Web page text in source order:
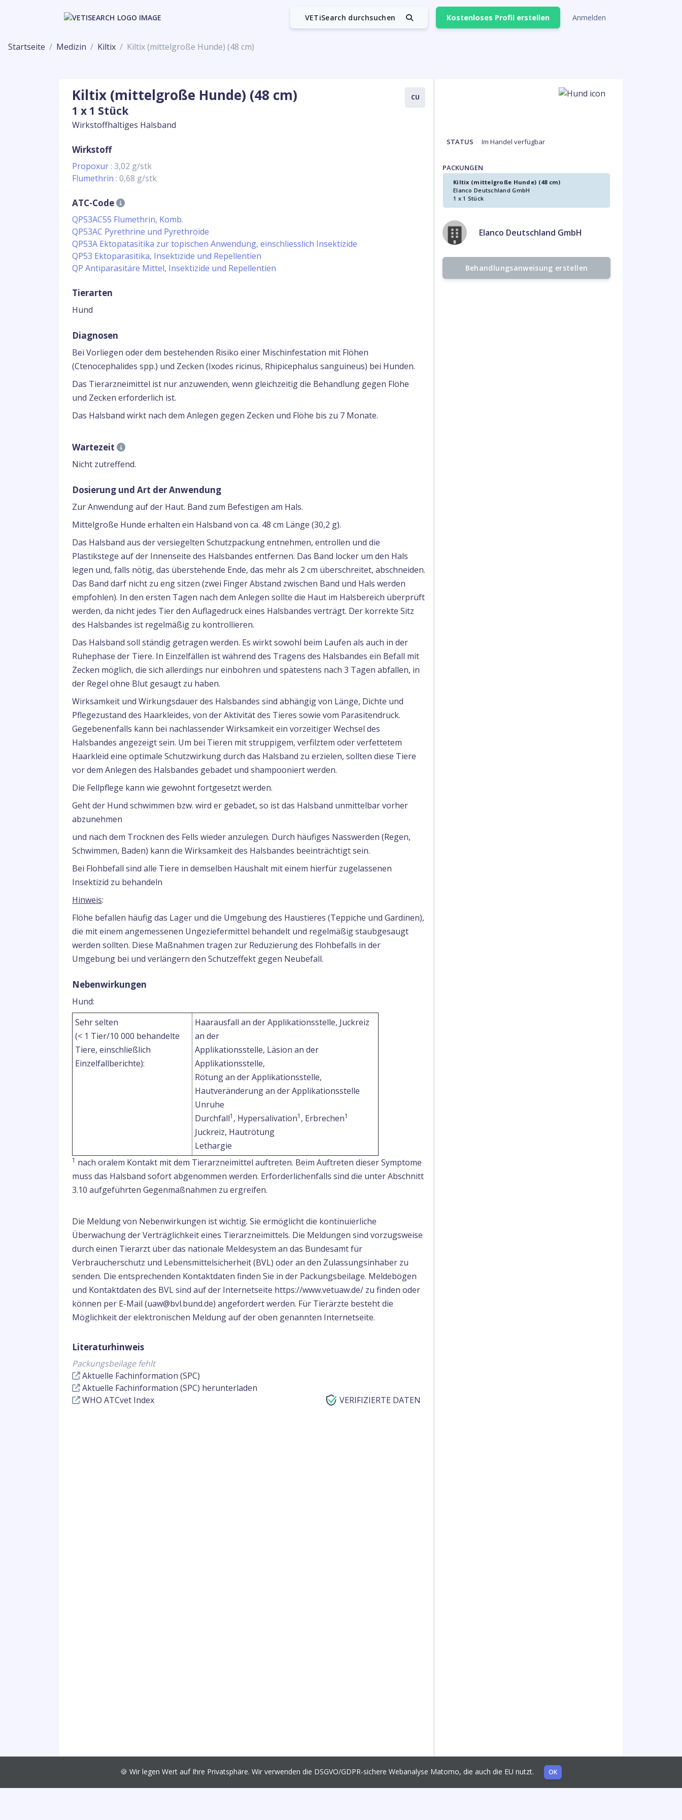
VETiSearch durchsuchen Kostenloses Profil erstellen Anmelden
Startseite Medizin Kiltix Kiltix (mittelgroße Hunde) (48 cm)
Kiltix (mittelgroße Hunde) (48 cm)
1 x 1 Stück
Wirkstoffhaltiges Halsband
CU
Wirkstoff
Propoxur : 3,02 g/stk
Flumethrin : 0,68 g/stk
ATC-Code
QP53AC55 Flumethrin, Komb.
QP53AC Pyrethrine und Pyrethroide
QP53A Ektopatasitika zur topischen Anwendung, einschliesslich Insektizide
QP53 Ektoparasitika, Insektizide und Repellentien
QP Antiparasitäre Mittel, Insektizide und Repellentien
Tierarten
Hund
Diagnosen
Bei Vorliegen oder dem bestehenden Risiko einer Mischinfestation mit Flöhen
(Ctenocephalides spp.) und Zecken (Ixodes ricinus, Rhipicephalus sanguineus) bei Hunden.
Das Tierarzneimittel ist nur anzuwenden, wenn gleichzeitig die Behandlung gegen Flöhe
und Zecken erforderlich ist.
Das Halsband wirkt nach dem Anlegen gegen Zecken und Flöhe bis zu 7 Monate.
Wartezeit
Nicht zutreffend.
Dosierung und Art der Anwendung
Zur Anwendung auf der Haut. Band zum Befestigen am Hals.
Mittelgroße Hunde erhalten ein Halsband von ca. 48 cm Länge (30,2 g).
Das Halsband aus der versiegelten Schutzpackung entnehmen, entrollen und die
Plastikstege auf der Innenseite des Halsbandes entfernen. Das Band locker um den Hals
legen und, falls nötig, das überstehende Ende, das mehr als 2 cm überschreitet, abschneiden.
Das Band darf nicht zu eng sitzen (zwei Finger Abstand zwischen Band und Hals werden
empfohlen). In den ersten Tagen nach dem Anlegen sollte die Haut im Halsbereich überprüft
werden, da nicht jedes Tier den Auflagedruck eines Halsbandes verträgt. Der korrekte Sitz
des Halsbandes ist regelmäßig zu kontrollieren.
Das Halsband soll ständig getragen werden. Es wirkt sowohl beim Laufen als auch in der
Ruhephase der Tiere. In Einzelfällen ist während des Tragens des Halsbandes ein Befall mit
Zecken möglich, die sich allerdings nur einbohren und spätestens nach 3 Tagen abfallen, in
der Regel ohne Blut gesaugt zu haben.
Wirksamkeit und Wirkungsdauer des Halsbandes sind abhängig von Länge, Dichte und
Pflegezustand des Haarkleides, von der Aktivität des Tieres sowie vom Parasitendruck.
Gegebenenfalls kann bei nachlassender Wirksamkeit ein vorzeitiger Wechsel des
Halsbandes angezeigt sein. Um bei Tieren mit struppigem, verfilztem oder verfettetem
Haarkleid eine optimale Schutzwirkung durch das Halsband zu erzielen, sollten diese Tiere
vor dem Anlegen des Halsbandes gebadet und shampooniert werden.
Die Fellpflege kann wie gewohnt fortgesetzt werden.
Geht der Hund schwimmen bzw. wird er gebadet, so ist das Halsband unmittelbar vorher
abzunehmen
und nach dem Trocknen des Fells wieder anzulegen. Durch häufiges Nasswerden (Regen,
Schwimmen, Baden) kann die Wirksamkeit des Halsbandes beeinträchtigt sein.
Bei Flohbefall sind alle Tiere in demselben Haushalt mit einem hierfür zugelassenen
Insektizid zu behandeln
Hinweis:
Flöhe befallen häufig das Lager und die Umgebung des Haustieres (Teppiche und Gardinen),
die mit einem angemessenen Ungeziefermittel behandelt und regelmäßig staubgesaugt
werden sollten. Diese Maßnahmen tragen zur Reduzierung des Flohbefalls in der
Umgebung bei und verlängern den Schutzeffekt gegen Neubefall.
Nebenwirkungen
Hund:
Sehr selten
(< 1 Tier/10 000 behandelte
Tiere, einschließlich
Einzelfallberichte):
Haarausfall an der Applikationsstelle, Juckreiz
an der
Applikationsstelle, Läsion an der
Applikationsstelle,
Rötung an der Applikationsstelle,
Hautveränderung an der Applikationsstelle
Unruhe
Durchfall1 , Hypersalivation1 , Erbrechen1
Juckreiz, Hautrötung
Lethargie
1 nach oralem Kontakt mit dem Tierarzneimittel auftreten. Beim Auftreten dieser Symptome
muss das Halsband sofort abgenommen werden. Erforderlichenfalls sind die unter Abschnitt
3.10 aufgeführten Gegenmaßnahmen zu ergreifen.
Die Meldung von Nebenwirkungen ist wichtig. Sie ermöglicht die kontinuierliche
Überwachung der Verträglichkeit eines Tierarzneimittels. Die Meldungen sind vorzugsweise
durch einen Tierarzt über das nationale Meldesystem an das Bundesamt für
Verbraucherschutz und Lebensmittelsicherheit (BVL) oder an den Zulassungsinhaber zu
senden. Die entsprechenden Kontaktdaten finden Sie in der Packungsbeilage. Meldebögen
und Kontaktdaten des BVL sind auf der Internetseite https://www.vetuaw.de/ zu finden oder
können per E-Mail (uaw@bvl.bund.de) angefordert werden. Für Tierärzte besteht die
Möglichkeit der elektronischen Meldung auf der oben genannten Internetseite.
Literaturhinweis
Packungsbeilage fehlt
Aktuelle Fachinformation (SPC)
Aktuelle Fachinformation (SPC) herunterladen
WHO ATCvet Index
VERIFIZIERTE DATEN
STATUS Im Handel verfügbar
PACKUNGEN
Kiltix (mittelgroße Hunde) (48 cm)
Elanco Deutschland GmbH
1 x 1 Stück
Elanco Deutschland GmbH
Behandlungsanweisung erstellen
🍪 Wir legen Wert auf Ihre Privatsphäre. Wir verwenden die DSGVO/GDPR-sichere Webanalyse Matomo, die auch die EU nutzt. OK